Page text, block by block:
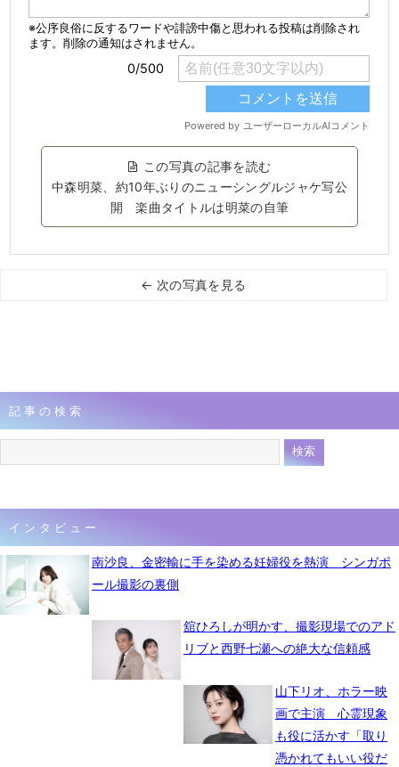
この写真の記事を読む
中森明菜、約10年ぶりのニューシングルジャケ写公
開 楽曲タイトルは明菜の自筆
← 次の写真を見る
記事の検索
インタビュー
南沙良、金密輸に手を染める妊婦役を熱演 シンガポ
ール撮影の裏側
舘ひろしが明かす、撮影現場でのアド
リブと西野七瀬への絶大な信頼感
山下リオ、ホラー映
画で主演 心霊現象
も役に活かす「取り
憑かれてもいい役だ